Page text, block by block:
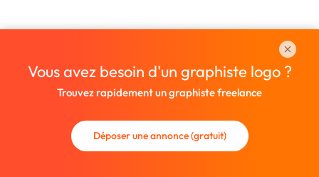
Vous avez besoin d'un graphiste logo ?
Trouvez rapidement un graphiste freelance
Déposer une annonce (gratuit)